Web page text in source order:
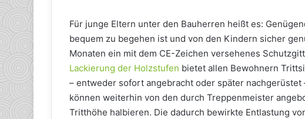
Für junge Eltern unter den Bauherren heißt es:
bequem zu begehen ist und von den Kindern sicher
Monaten ein mit dem CE-Zeichen versehenes
Lackierung der Holzstufen bietet allen Bewohnern
– entweder sofort angebracht oder später
können weiterhin von den durch Treppenmeister
Tritthöhe halbieren. Die dadurch bewirkte Entlastung